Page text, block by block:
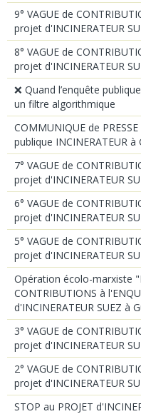
9° VAGUE de
projet d'INCINERATEUR
8° VAGUE de
projet d'INCINERATEUR
❌ Quand l’enquête
un filtre algorithmique
COMMUNIQUE de
publique INCINERATEUR à
7° VAGUE de
projet d'INCINERATEUR
6° VAGUE de
projet d'INCINERATEUR
5° VAGUE de
projet d'INCINERATEUR
Opération écolo-marxiste
CONTRIBUTIONS à
d'INCINERATEUR SUEZ à
3° VAGUE de
projet d'INCINERATEUR
2° VAGUE de
projet d'INCINERATEUR
STOP au PROJET